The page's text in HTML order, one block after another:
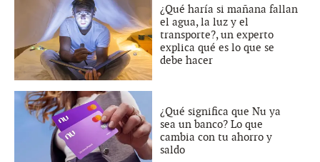
¿Qué haría si mañana fallan
el agua, la luz y el
transporte?, un experto
explica qué es lo que se
debe hacer
¿Qué significa que Nu ya
sea un banco? Lo que
cambia con tu ahorro y
saldo